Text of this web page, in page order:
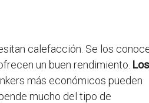
calefacción. Se los
un buen rendimiento. Los
más económicos pueden
mucho del tipo de